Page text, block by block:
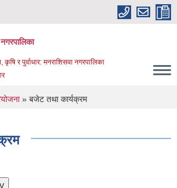
कृषि र पुर्वाधार: मनराशिसवा नगरपालिका
» बजेट तथा कार्यक्रम